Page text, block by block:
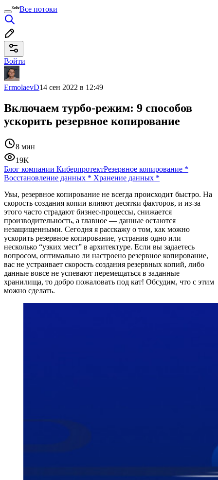
Все потоки
Войти
ErmolaevD14 сен 2022 в 12:49
Включаем турбо-режим: 9 способов
ускорить резервное копирование
8 мин
19K
Блог компании КиберпротектРезервное копирование *
Восстановление данных * Хранение данных *
Увы, резервное копирование не всегда происходит быстро. На
скорость создания копии влияют десятки факторов, и из-за
этого часто страдают бизнес-процессы, снижается
производительность, а главное — данные остаются
незащищенными. Сегодня я расскажу о том, как можно
ускорить резервное копирование, устранив одно или
несколько “узких мест” в архитектуре. Если вы задаетесь
вопросом, оптимально ли настроено резервное копирование,
вас не устраивает скорость создания резервных копий, либо
данные вовсе не успевают перемещаться в заданные
хранилища, то добро пожаловать под кат! Обсудим, что с этим
можно сделать.